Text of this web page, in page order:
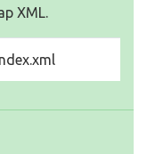
XML.